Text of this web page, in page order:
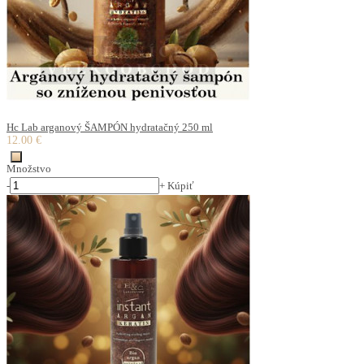
Hc Lab arganový ŠAMPÓN hydratačný 250 ml
12.00 €
Množstvo
-
+ Kúpiť